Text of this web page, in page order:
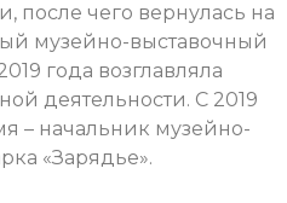
после чего вернулась на
музейно-выставочный
года возглавляла
деятельности. С 2019
– начальник музейно-
«Зарядье».